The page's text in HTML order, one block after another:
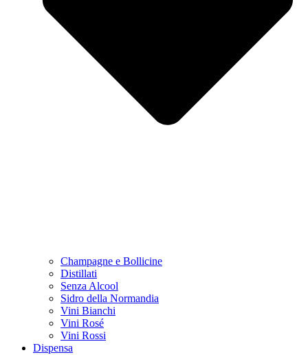
Champagne e Bollicine
Distillati
Senza Alcool
Sidro della Normandia
Vini Bianchi
Vini Rosé
Vini Rossi
Dispensa